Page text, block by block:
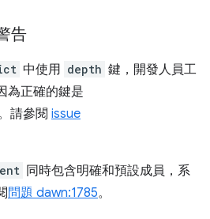
告
中使用 depth 鍵，開發人員工
為正確的鍵是
請參閱 issue
同時包含明確和預設成員，系
問題 dawn:1785。